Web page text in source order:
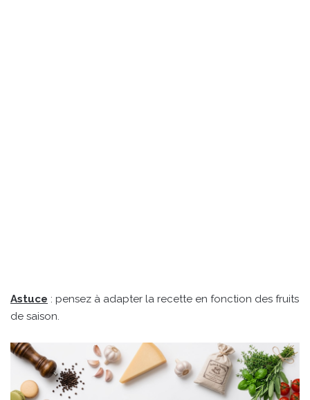
Astuce : pensez à adapter la recette en fonction des fruits
de saison.